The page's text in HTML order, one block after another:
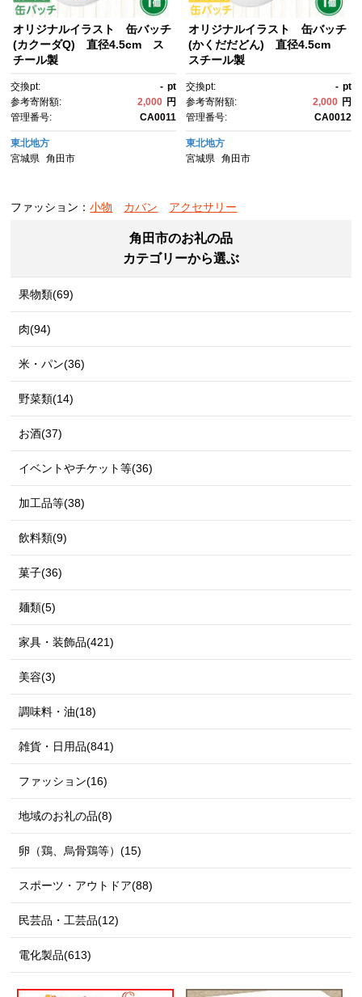
オリジナルイラスト 缶バッチ
(カクーダQ) 直径4.5cm ス
チール製
交換pt: - pt
参考寄附額:
2,000 円
管理番号:
CA0011
東北地方
宮城県
角田市
オリジナルイラスト 缶バッチ
(かくだだどん) 直径4.5cm
スチール製
交換pt: - pt
参考寄附額:
2,000 円
管理番号:
CA0012
東北地方
宮城県 角田市
ファッション：小物 カバン アクセサリー
角田市のお礼の品
カテゴリーから選ぶ
果物類(69)
肉(94)
米・パン(36)
野菜類(14)
お酒(37)
イベントやチケット等(36)
加工品等(38)
飲料類(9)
菓子(36)
麺類(5)
家具・装飾品(421)
美容(3)
調味料・油(18)
雑貨・日用品(841)
ファッション(16)
地域のお礼の品(8)
卵（鶏、烏骨鶏等）(15)
スポーツ・アウトドア(88)
民芸品・工芸品(12)
電化製品(613)